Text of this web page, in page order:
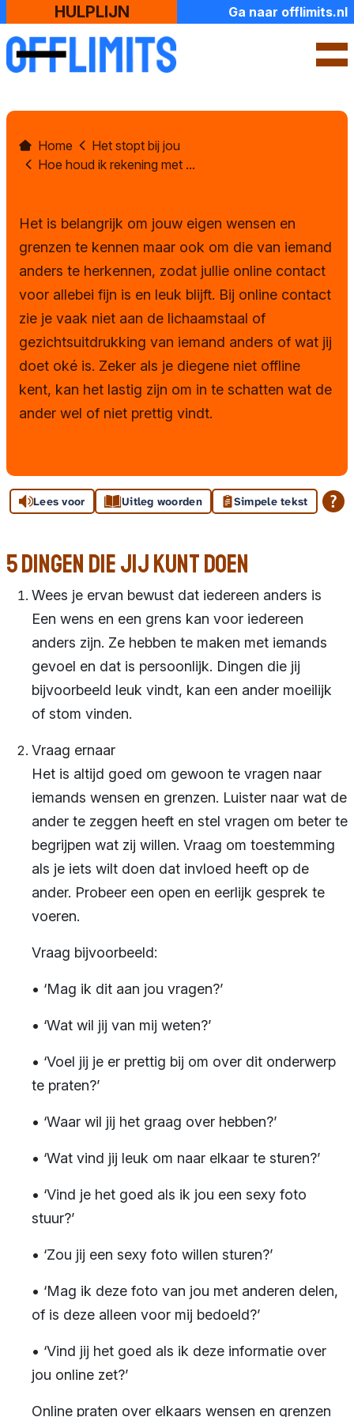
HULPLIJN Ga naar offlimits.nl
Over ons
Ik zoek hulp
Check jouw situatie
Naar de politie
Ouders en onderwijs
Tips en maatregelen
Herstellen na misbruik
Andere instanties
Toolkit
Huisregels
Home
Het stopt bij jou
Hoe houd ik rekening met ...
Het is belangrijk om jouw eigen wensen en
grenzen te kennen maar ook om die van iemand
anders te herkennen, zodat jullie online contact
voor allebei fijn is en leuk blijft. Bij online contact
zie je vaak niet aan de lichaamstaal of
gezichtsuitdrukking van iemand anders of wat jij
doet oké is. Zeker als je diegene niet offline
kent, kan het lastig zijn om in te schatten wat de
ander wel of niet prettig vindt.
Lees voor Uitleg woorden Simpele tekst
5 dingen die jij kunt doen
Wees je ervan bewust dat iedereen anders is
Een wens en een grens kan voor iedereen
anders zijn. Ze hebben te maken met iemands
gevoel en dat is persoonlijk. Dingen die jij
bijvoorbeeld leuk vindt, kan een ander moeilijk
of stom vinden.
Vraag ernaar
Het is altijd goed om gewoon te vragen naar
iemands wensen en grenzen. Luister naar wat de
ander te zeggen heeft en stel vragen om beter te
begrijpen wat zij willen. Vraag om toestemming
als je iets wilt doen dat invloed heeft op de
ander. Probeer een open en eerlijk gesprek te
voeren.
Vraag bijvoorbeeld:
• ‘Mag ik dit aan jou vragen?’
• ‘Wat wil jij van mij weten?’
• ‘Voel jij je er prettig bij om over dit onderwerp
te praten?’
• ‘Waar wil jij het graag over hebben?’
• ‘Wat vind jij leuk om naar elkaar te sturen?’
• ‘Vind je het goed als ik jou een sexy foto
stuur?’
• ‘Zou jij een sexy foto willen sturen?’
• ‘Mag ik deze foto van jou met anderen delen,
of is deze alleen voor mij bedoeld?’
• ‘Vind jij het goed als ik deze informatie over
jou online zet?’
Online praten over elkaars wensen en grenzen